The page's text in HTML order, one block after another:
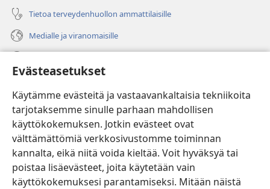
Evästeasetukset
Käytämme evästeitä ja vastaavankaltaisia tekniikoita
tarjotaksemme sinulle parhaan mahdollisen
käyttökokemuksen. Jotkin evästeet ovat
välttämättömiä verkkosivustomme toiminnan
kannalta, eikä niitä voida kieltää. Voit hyväksyä tai
poistaa lisäevästeet, joita käytetään vain
käyttökokemuksesi parantamiseksi. Mitään näistä
Tietoa terveydenhuollon ammattilaisille
Medialle ja viranomaisille
(avaa
uuden
ikkunan)Vartiotornin VERKKOKIRJASTO
(avaa
uuden
ikkunan)JW Hub ®
(avaa
uuden
ikkunan)
®